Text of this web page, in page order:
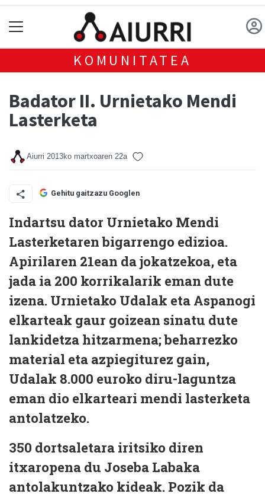
KOMUNITATEA
Badator II. Urnietako Mendi
Lasterketa
Aiurri 2013ko martxoaren 22a
Gehitu gaitzazu Googlen
Indartsu dator Urnietako Mendi
Lasterketaren bigarrengo edizioa.
Apirilaren 21ean da jokatzekoa, eta
jada ia 200 korrikalarik eman dute
izena. Urnietako Udalak eta Aspanogi
elkarteak gaur goizean sinatu dute
lankidetza hitzarmena; beharrezko
material eta azpiegiturez gain,
Udalak 8.000 euroko diru-laguntza
eman dio elkarteari mendi lasterketa
antolatzeko.
350 dortsaletara iritsiko diren
itxaropena du Joseba Labaka
antolakuntzako kideak. Pozik da